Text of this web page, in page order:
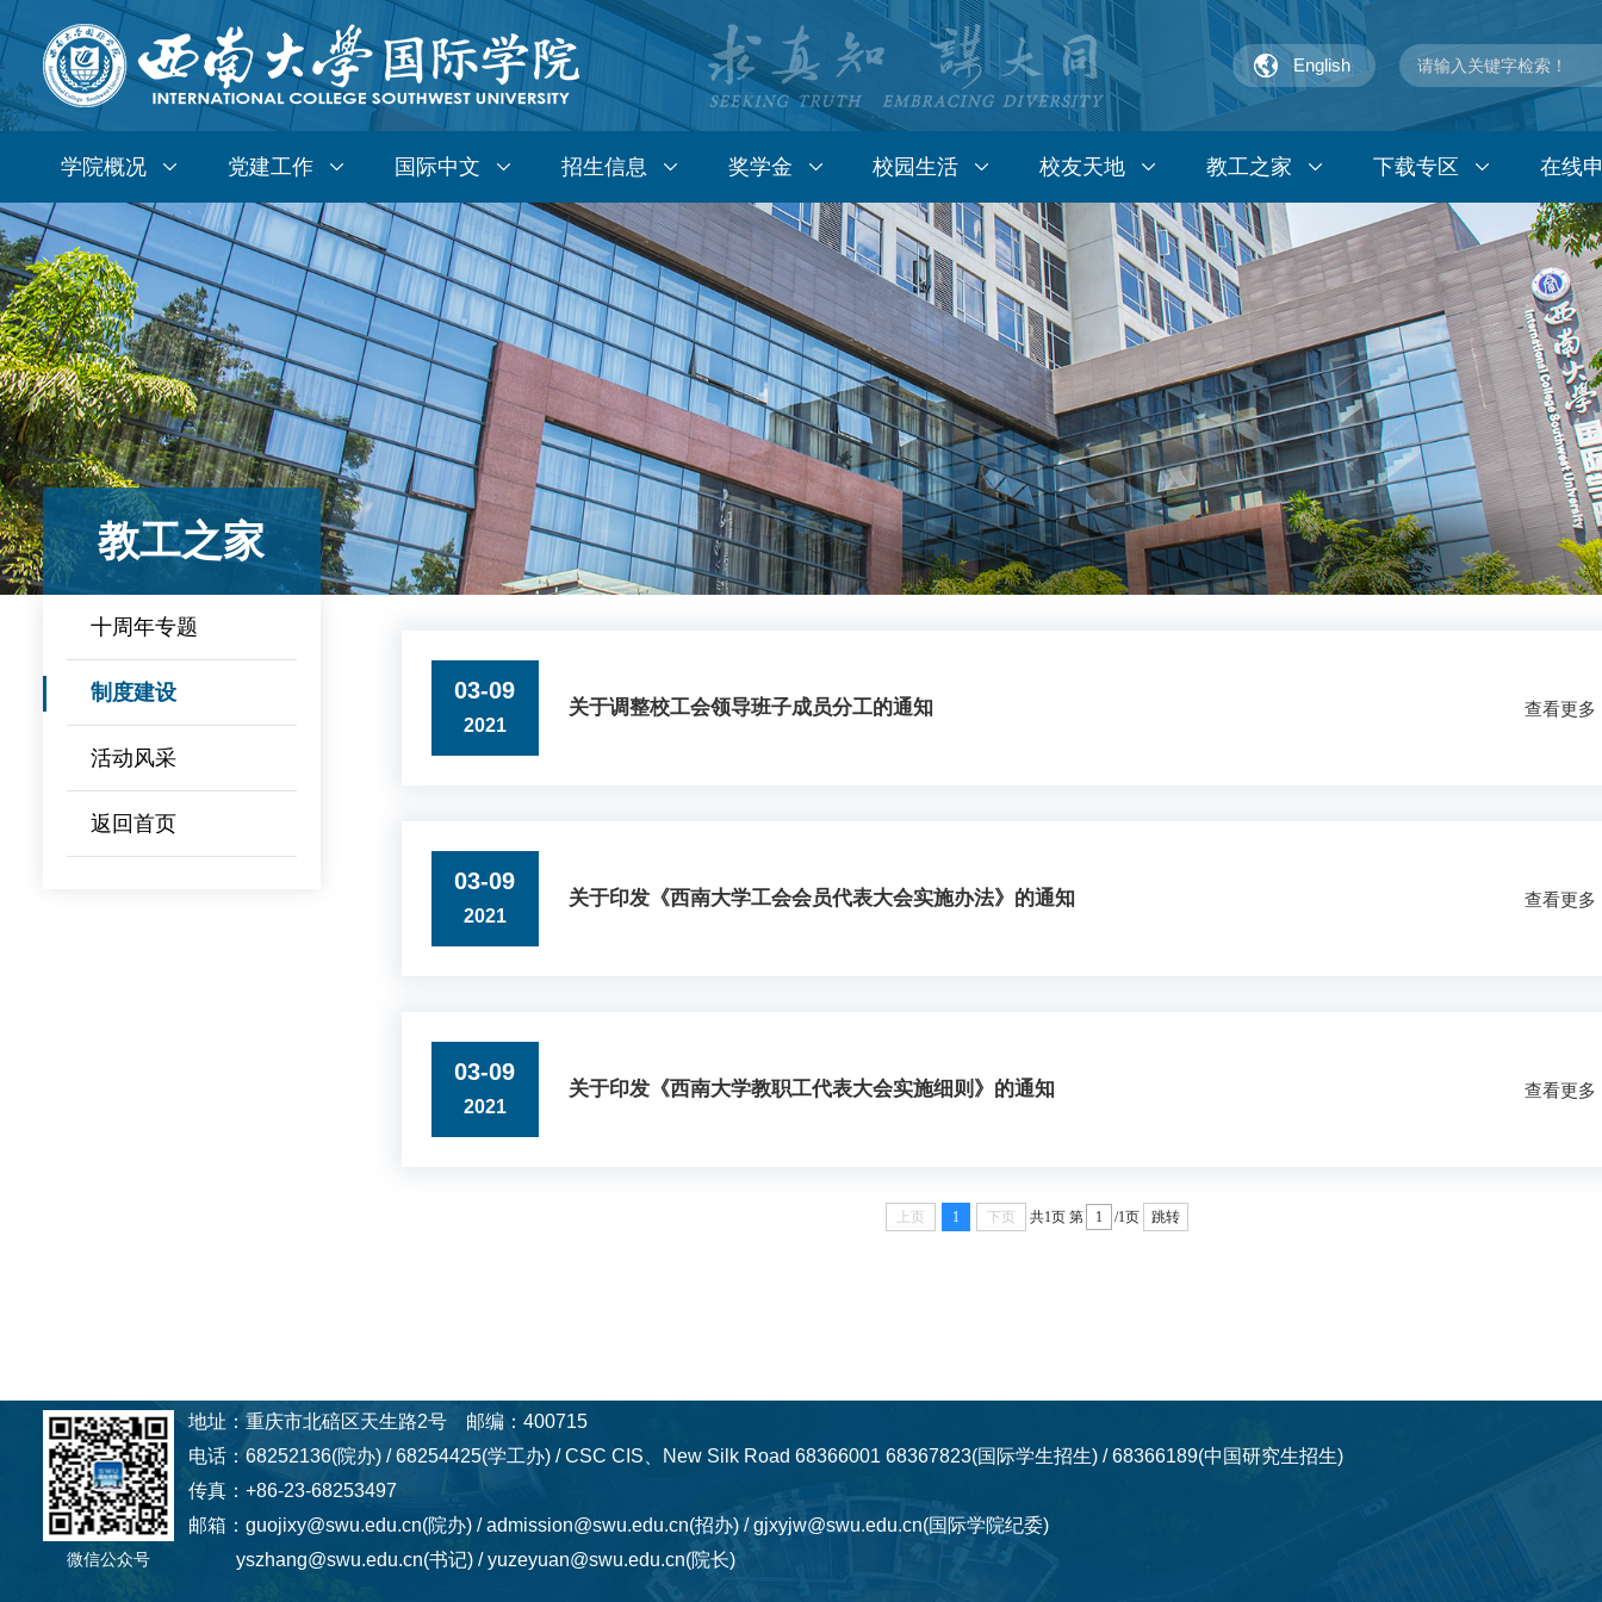
English
学院概况 党建工作 国际中文 招生信息 奖学金 校园生活 校友天地 教工之家 下载专区 在线
教工之家
十周年专题
制度建设
活动风采
返回首页
03-09
2021
关于调整校工会领导班子成员分工的通知 查看更多
03-09
2021
关于印发《西南大学工会会员代表大会实施办法》的通知 查看更多
03-09
2021
关于印发《西南大学教职工代表大会实施细则》的通知 查看更多
上页 1 下页 共1页 第 /1页 跳转
微信公众号
地址：重庆市北碚区天生路2号 邮编：400715
电话：68252136(院办) / 68254425(学工办) / CSC CIS、New Silk Road 68366001 68367823(国际学生招生) / 68366189(中国研究生招生)
传真：+86-23-68253497
邮箱：guojixy@swu.edu.cn(院办) / admission@swu.edu.cn(招办) / gjxyjw@swu.edu.cn(国际学院纪委)
yszhang@swu.edu.cn(书记) / yuzeyuan@swu.edu.cn(院长)